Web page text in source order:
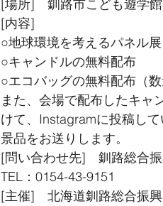
[場所]　釧路市こども遊学
[内容]
○地球環境を考えるパネル展
○キャンドルの無料配布
○エコバッグの無料配布（数
また、会場で配布したキャ
けて、Instagramに投稿し
景品をお送りします。
[問い合わせ先]　釧路総合
TEL：0154-43-9151
[主催]　北海道釧路総合振